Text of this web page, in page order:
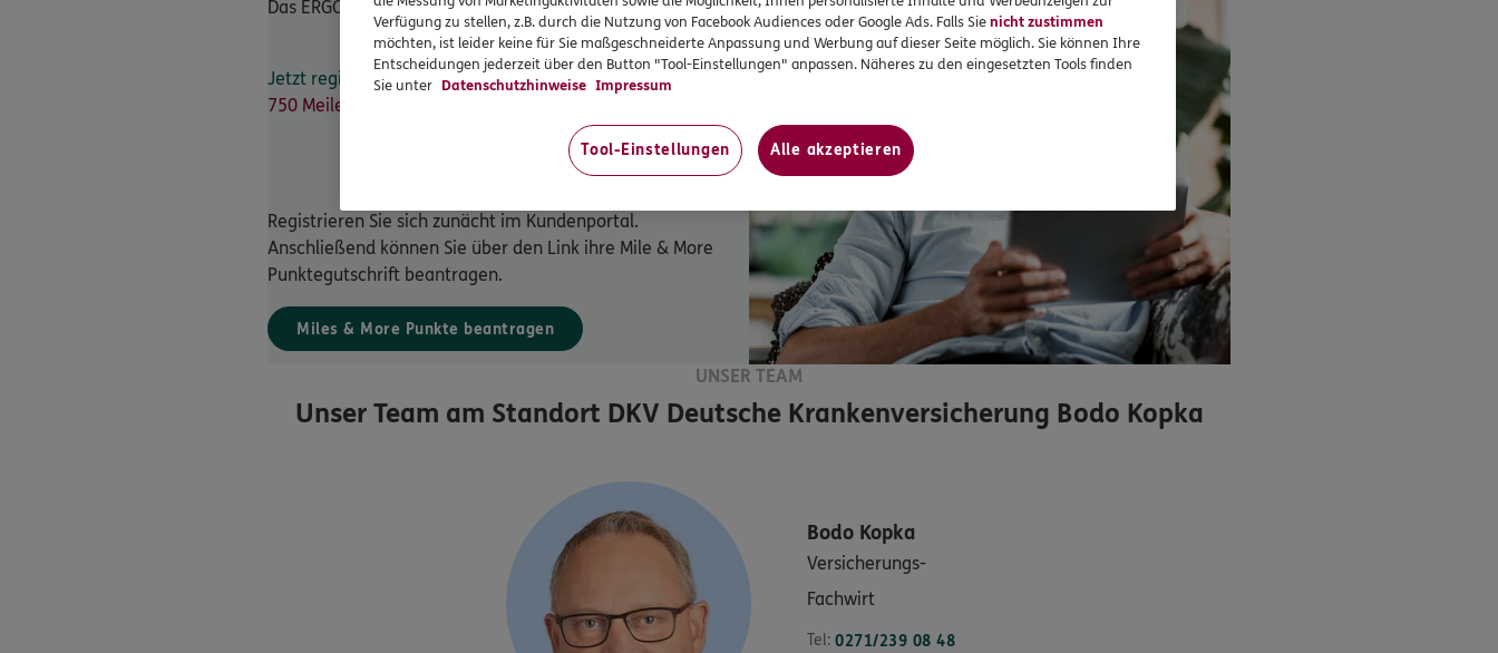
Das ERGO Kundenportal
Jetzt registrieren undals Miles & More Teilnehmer ab sofort
750 Meilen extra bekommen.
Registrieren Sie sich zunächt im Kundenportal.
Anschließend können Sie über den Link ihre Mile & More
Punktegutschrift beantragen.
Miles & More Punkte beantragen
UNSER TEAM
Unser Team am Standort DKV Deutsche Krankenversicherung Bodo Kopka
Bodo Kopka
Versicherungs-
Fachwirt
Tel: 0271/239 08 48
Verfügung zu stellen, z.B. durch die Nutzung von Facebook Audiences oder Google Ads. Falls Sienicht zustimmen
möchten, ist leider keine für Sie maßgeschneiderte Anpassung und Werbung auf dieser Seite möglich. Sie können Ihre
Entscheidungen jederzeit über den Button "Tool-Einstellungen" anpassen. Näheres zu den eingesetzten Tools finden
Sie unter Datenschutzhinweise Impressum
Tool-Einstellungen Alle akzeptieren